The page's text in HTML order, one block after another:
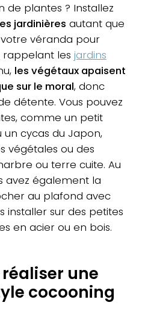
de plantes ? Installez
jardinières autant que
votre véranda pour
rappelant les jardins
les végétaux apaisent
sur le moral, donc
détente. Vous pouvez
comme un petit
cycas du Japon,
végétales ou des
ou terre cuite. Au
avez également la
au plafond avec
installer sur des petites
en acier ou en bois.
une
cocooning